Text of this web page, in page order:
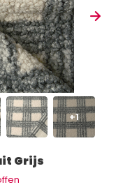
+1
Grijs